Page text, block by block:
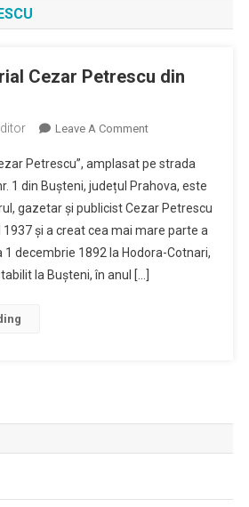
Cezar Petrescu din
Leave A CommentOn
Memorial
Cezar
Petrescu
Din
Bușteni
Petrescu”, amplasat pe strada
1 din Bușteni, județul Prahova, este
gazetar și publicist Cezar Petrescu
și a creat cea mai mare parte a
1 decembrie 1892 la Hodora-Cotnari,
la Bușteni, în anul […]